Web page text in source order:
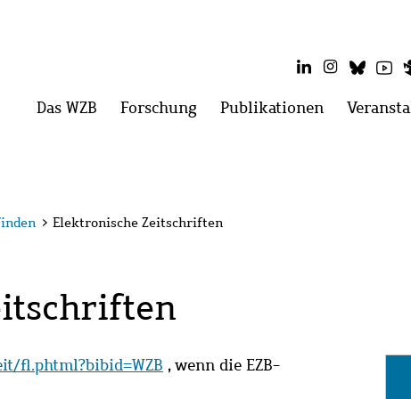
LinkedInInstagram
Hauptmenü
Das WZB Menü
Forschung Menü
Publikationen Menü
> Elektronische Zeitschriften
fl.phtml?bibid=WZB , wenn die EZB-